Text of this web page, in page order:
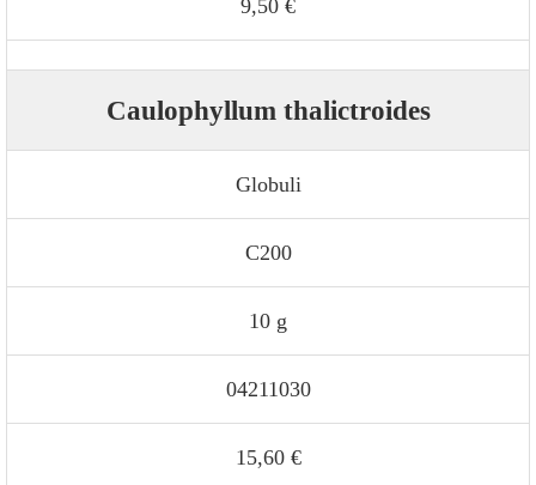
9,50 €
Caulophyllum thalictroides
Globuli
C200
10 g
04211030
15,60 €